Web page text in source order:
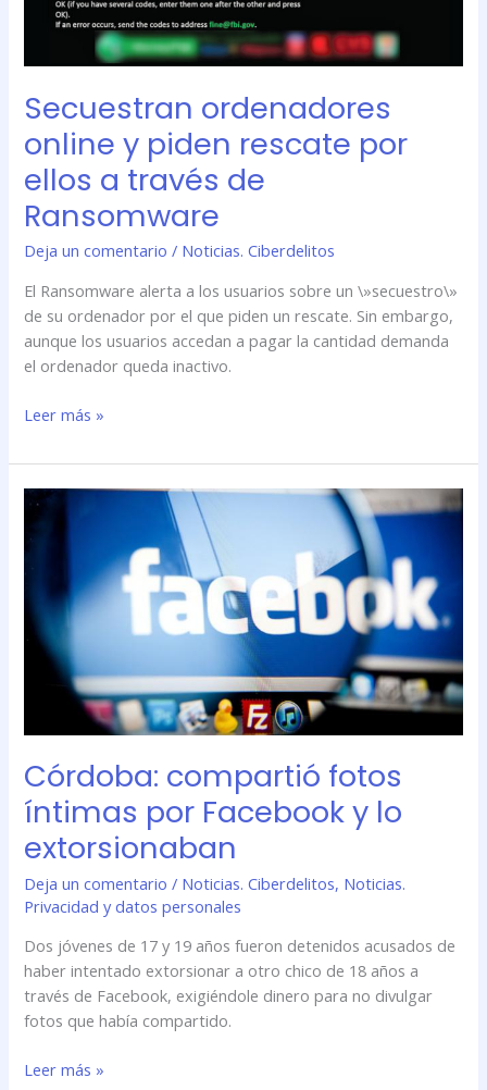
Secuestran ordenadores
online y piden rescate por
ellos a través de
Ransomware
Deja un comentario / Noticias. Ciberdelitos
El Ransomware alerta a los usuarios sobre un \»secuestro\»
de su ordenador por el que piden un rescate. Sin embargo,
aunque los usuarios accedan a pagar la cantidad demanda
el ordenador queda inactivo.
Ransomware
Leer más »
Córdoba: compartió fotos
íntimas por Facebook y lo
extorsionaban
Deja un comentario / Noticias. Ciberdelitos, Noticias.
Privacidad y datos personales
Dos jóvenes de 17 y 19 años fueron detenidos acusados de
haber intentado extorsionar a otro chico de 18 años a
través de Facebook, exigiéndole dinero para no divulgar
fotos que había compartido.
Córdoba:
compartió
fotos
por
Facebook
extorsionaban
Leer más »